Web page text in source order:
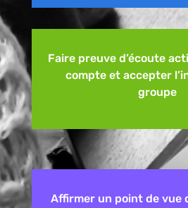
Faire preuve d’écoute
compte et accepter
groupe
Affirmer un point de vue